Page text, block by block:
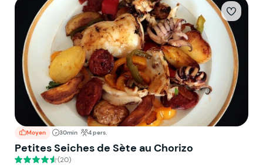
Moyen 30min 4 pers.
Petites Seiches de Sète au Chorizo
(20)